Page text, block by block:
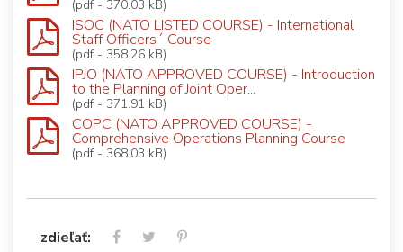
(pdf - 370.03 kB)
ISOC (NATO LISTED COURSE) - International
Staff Officers´ Course
(pdf - 358.26 kB)
IPJO (NATO APPROVED COURSE) - Introduction
to the Planning of Joint Oper...
(pdf - 371.91 kB)
COPC (NATO APPROVED COURSE) -
Comprehensive Operations Planning Course
(pdf - 368.03 kB)
zdieľať: